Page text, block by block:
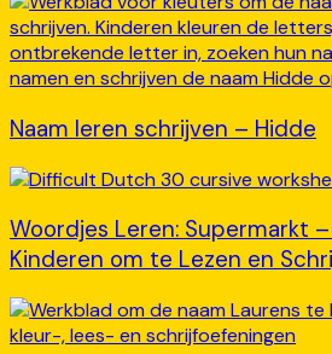
Naam leren schrijven – Hidde
Woordjes Leren: Supermarkt
Kinderen om te Lezen en